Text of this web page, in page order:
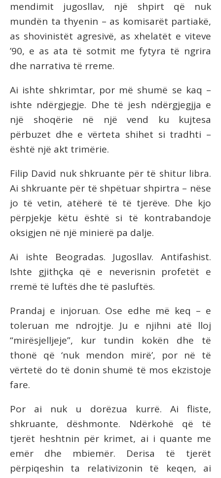
mendimit jugosllav, një shpirt që nuk
mundën ta thyenin – as komisarët partiakë,
as shovinistët agresivë, as xhelatët e viteve
’90, e as ata të sotmit me fytyra të ngrira
dhe narrativa të rreme.
Ai ishte shkrimtar, por më shumë se kaq –
ishte ndërgjegje. Dhe të jesh ndërgjegjja e
një shoqërie në një vend ku kujtesa
përbuzet dhe e vërteta shihet si tradhti –
është një akt trimërie.
Filip David nuk shkruante për të shitur libra.
Ai shkruante për të shpëtuar shpirtra – nëse
jo të vetin, atëherë të të tjerëve. Dhe kjo
përpjekje këtu është si të kontrabandoje
oksigjen në një minierë pa dalje.
Ai ishte Beogradas. Jugosllav. Antifashist.
Ishte gjithçka që e neverisnin profetët e
rremë të luftës dhe të pasluftës.
Prandaj e injoruan. Ose edhe më keq – e
toleruan me ndrojtje. Ju e njihni atë lloj
“mirësjelljeje”, kur tundin kokën dhe të
thonë që ‘nuk mendon mirë’, por në të
vërtetë do të donin shumë të mos ekzistoje
fare.
Por ai nuk u dorëzua kurrë. Ai fliste,
shkruante, dëshmonte. Ndërkohë që të
tjerët heshtnin për krimet, ai i quante me
emër dhe mbiemër. Derisa të tjerët
përpiqeshin ta relativizonin të keqen, ai